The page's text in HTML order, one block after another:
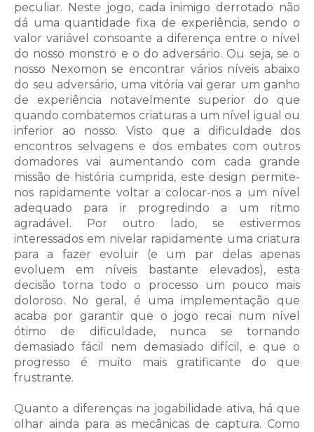
peculiar. Neste jogo, cada inimigo derrotado não
dá uma quantidade fixa de experiência, sendo o
valor variável consoante a diferença entre o nível
do nosso monstro e o do adversário. Ou seja, se o
nosso Nexomon se encontrar vários níveis abaixo
do seu adversário, uma vitória vai gerar um ganho
de experiência notavelmente superior do que
quando combatemos criaturas a um nível igual ou
inferior ao nosso. Visto que a dificuldade dos
encontros selvagens e dos embates com outros
domadores vai aumentando com cada grande
missão de história cumprida, este design permite-
nos rapidamente voltar a colocar-nos a um nível
adequado para ir progredindo a um ritmo
agradável. Por outro lado, se estivermos
interessados em nivelar rapidamente uma criatura
para a fazer evoluir (e um par delas apenas
evoluem em níveis bastante elevados), esta
decisão torna todo o processo um pouco mais
doloroso. No geral, é uma implementação que
acaba por garantir que o jogo recai num nível
ótimo de dificuldade, nunca se tornando
demasiado fácil nem demasiado difícil, e que o
progresso é muito mais gratificante do que
frustrante.
Quanto a diferenças na jogabilidade ativa, há que
olhar ainda para as mecânicas de captura. Como